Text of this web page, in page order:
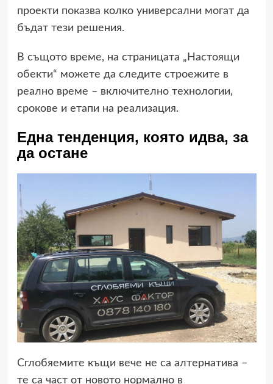
проекти показва колко универсални могат да
бъдат тези решения.
В същото време, на страницата „Настоящи
обекти“ можете да следите строежите в
реално време – включително технологии,
срокове и етапи на реализация.
Една тенденция, която идва, за
да остане
Сглобяемите къщи вече не са алтернатива –
те са част от новото нормално в